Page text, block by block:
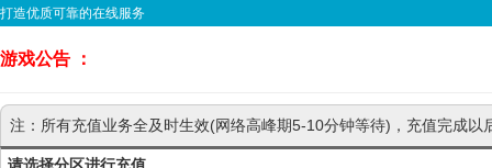
打造优质可靠的在线服务
游戏公告 ：
注：所有充值业务全及时生效(网络高峰期5-10分钟等待)，充值完成